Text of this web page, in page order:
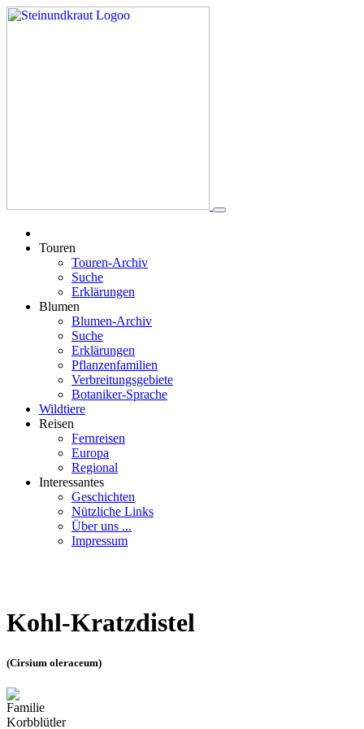
Touren
Touren-Archiv
Suche
Erklärungen
Blumen
Blumen-Archiv
Suche
Erklärungen
Pflanzenfamilien
Verbreitungsgebiete
Botaniker-Sprache
Wildtiere
Reisen
Fernreisen
Europa
Regional
Interessantes
Geschichten
Nützliche Links
Über uns ...
Impressum
Kohl-Kratzdistel
(Cirsium oleraceum)
Familie
Korbblütler